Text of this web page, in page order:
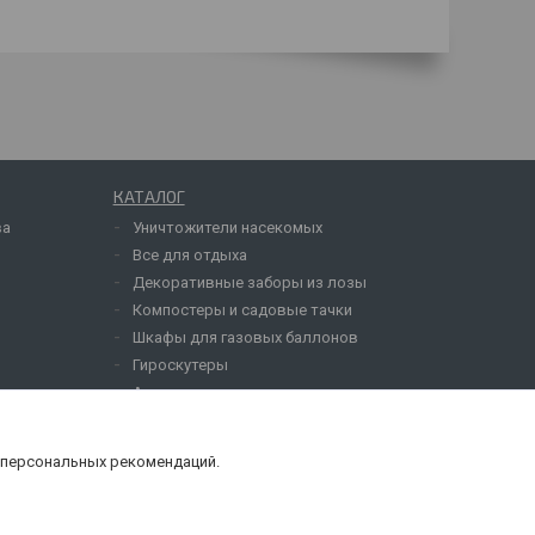
КАТАЛОГ
Уничтожители насекомых
Все для отдыха
Декоративные заборы из лозы
Компостеры и садовые тачки
Шкафы для газовых баллонов
Гироскутеры
Акции
рекомендаций.